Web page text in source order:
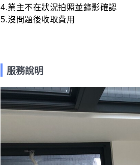
4.業主不在狀況拍照並錄影確認
5.沒問題後收取費用
服務說明